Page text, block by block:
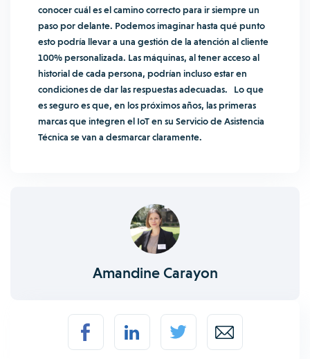
conocer cuál es el camino correcto para ir siempre un
paso por delante. Podemos imaginar hasta qué punto
esto podría llevar a una gestión de la atención al cliente
100% personalizada. Las máquinas, al tener acceso al
historial de cada persona, podrían incluso estar en
condiciones de dar las respuestas adecuadas. Lo que
es seguro es que, en los próximos años, las primeras
marcas que integren el IoT en su Servicio de Asistencia
Técnica se van a desmarcar claramente.
Amandine Carayon